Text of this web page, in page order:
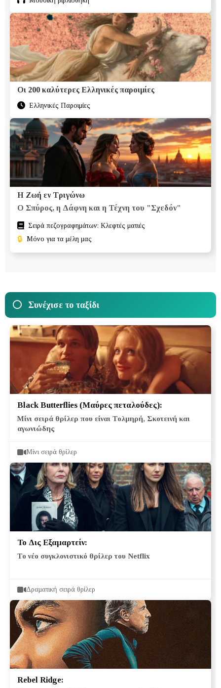
Οι 200 καλύτερες Ελληνικές παροιμίες
Ελληνικές Παροιμίες
Η Ζωή εν Τριγώνω
Ο Σπύρος, η Δάφνη και η Τέχνη του "Σχεδόν"
Σειρά πεζογραφημάτων: Κλεφτές ματιές
🔒 Μόνο για τα μέλη μας
Συνέχισε το ταξίδι
Black Butterflies (Μαύρες πεταλούδες):
Μίνι σειρά θρίλερ που είναι Τολμηρή, Σκοτεινή και
αγωνιώδης
Μίνι σειρά θρίλερ
Το Δις Εξαμαρτείν:
Το νέο συγκλονιστικό θρίλερ του Netflix
Δραματική σειρά θρίλερ
Rebel Ridge: